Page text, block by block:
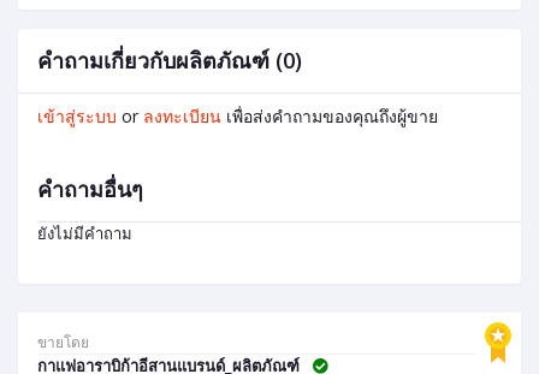
ขายโดย
กาแฟอาราบิก้าอีสานแบรนด์_ผลิตภัณฑ์
คำถามเกี่ยวกับผลิตภัณฑ์ (0)
เข้าสู่ระบบ or ลงทะเบียน เพื่อส่งคำถามของคุณถึงผู้ขาย
คำถามอื่นๆ
ยังไม่มีคำถาม